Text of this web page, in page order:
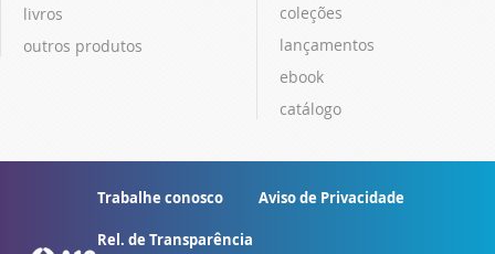
livros
outros produtos
coleções
lançamentos
ebook
catálogo
Trabalhe conosco Aviso de Privacidade
Rel. de Transparência